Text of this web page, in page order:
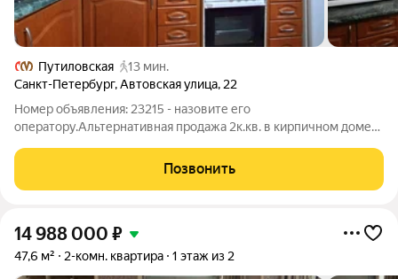
Путиловская
13 мин.
Санкт-Петербург,Автовская улица, 22
Номер объявления: 23215 - назовите его
оператору.Альтернативная продажа 2к.кв. в кирпичном доме
подходит для любой категории покупателей: комфортный
второй этаж, двухсторонняя планировка,
Позвонить
14 988 000 ₽
47,6 м² 2-комн. квартира 1 этаж из 2